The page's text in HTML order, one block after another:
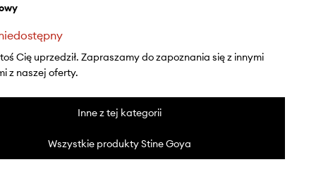
Cię uprzedził. Zapraszamy do zapoznania się z innymi
z naszej oferty.
Inne z tej kategorii
Wszystkie produkty Stine Goya